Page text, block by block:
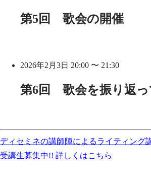
第5回 歌会の開催
2026年2月3日 20:00 〜 21:30
第6回 歌会を振り返っ
ディセミネの講師陣によるライティング
受講生募集中!! 詳しくはこちら